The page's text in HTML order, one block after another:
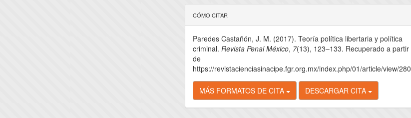
Detalles
del
artículo
CÓMO CITAR
Paredes Castañón, J. M. (2017). Teoría política libertaria y política
criminal.Revista Penal México, 7(13), 123–133. Recuperado a partir
de
https://revistacienciasinacipe.fgr.org.mx/index.php/01/article/view/280
MÁS FORMATOS DE CITA DESCARGAR CITA